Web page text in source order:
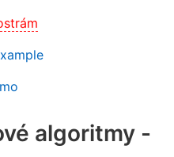
algoritmy -